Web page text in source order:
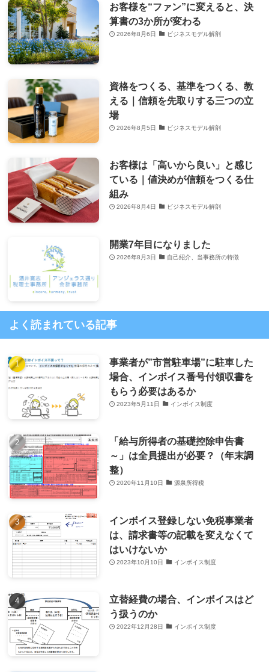
お客様を“ファン”に変えると、決
算書の3か所が変わる
2026年8月6日 ビジネスモデル解剖
資格をつくる、基準をつくる、教
える｜信頼を先取りする三つの立
場
2026年8月5日 ビジネスモデル解剖
お客様は「高いから良い」と感じ
ている｜値決めが信頼をつくる仕
組み
2026年8月4日 ビジネスモデル解剖
開業7年目になりました
2026年8月3日 自己紹介、当事務所の特徴
よく読まれている記事
事業者が”市営駐車場”に駐車した
場合、インボイス番号付領収書を
もらう必要はあるか
2023年5月11日 インボイス制度
「給与所得者の基礎控除申告書
～」は全員提出が必要？（年末調
整）
2020年11月10日 源泉所得税
インボイス登録しない免税事業者
は、請求書等の記載を変えなくて
はいけないか
2023年10月10日 インボイス制度
立替経費の場合、インボイスはど
う扱うのか
2022年12月28日 インボイス制度